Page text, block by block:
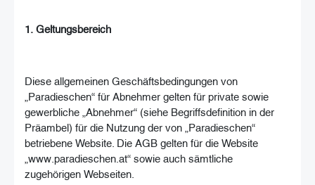
1. Geltungsbereich
Diese allgemeinen Geschäftsbedingungen von
„Paradieschen“ für Abnehmer gelten für private sowie
gewerbliche „Abnehmer“ (siehe Begriffsdefinition in der
Präambel) für die Nutzung der von „Paradieschen“
betriebene Website. Die AGB gelten für die Website
„www.paradieschen.at“ sowie auch sämtliche
zugehörigen Webseiten.